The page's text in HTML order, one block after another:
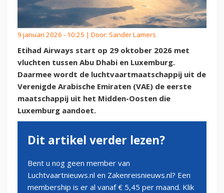
9 januari 2026 - 10:25 | Door: Sander Lamers
Etihad Airways start op 29 oktober 2026 met
vluchten tussen Abu Dhabi en Luxemburg.
Daarmee wordt de luchtvaartmaatschappij uit de
Verenigde Arabische Emiraten (VAE) de eerste
maatschappij uit het Midden-Oosten die
Luxemburg aandoet.
Dit artikel verder lezen?
Bent u nog geen member van
Luchtvaartnieuws.nl en Zakenreisnieuws.nl? Een
membership is er al vanaf € 5,45 per maand. Klik